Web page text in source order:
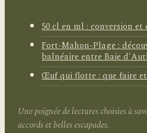
50 cl en ml : conversion et
Fort-Mahon-Plage :
balnéaire entre Baie
Œuf qui flotte : que faire
Une poignée de lectures choisies à
accords et belles escapades.